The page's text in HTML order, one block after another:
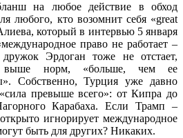
на любое действие в обход
любого, кто возомнит себя «great
который в интервью 5 января
право не работает –
Эрдоган тоже не отстает,
выше норм, «больше, чем ее
Собственно, Турция уже давно
превыше всего»: от Кипра до
Карабаха. Если Трамп –
игнорирует международное
быть для других? Никаких.